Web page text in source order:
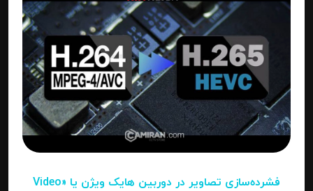
فشرده‌سازی تصاویر در دوربین‌ هایک ویژن یا «Video